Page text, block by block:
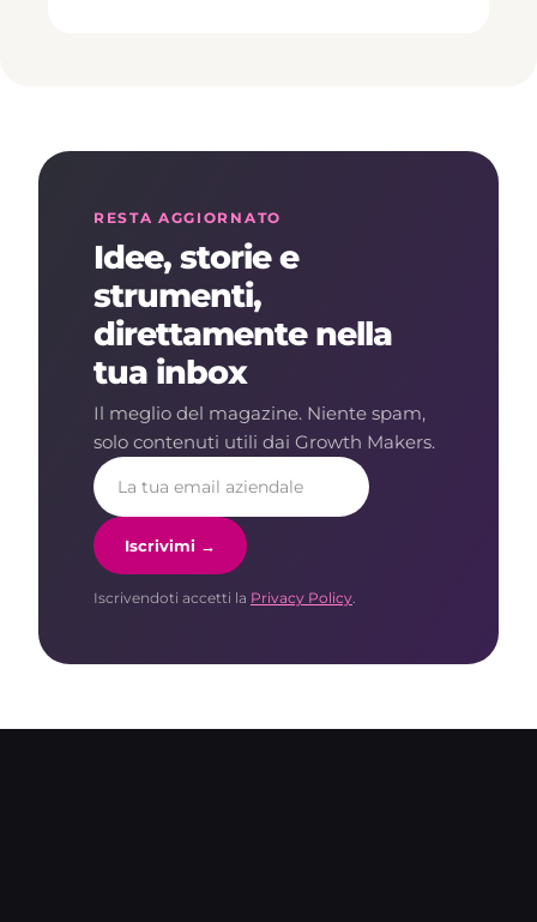
RESTA AGGIORNATO
Idee, storie e
strumenti,
direttamente nella
tua inbox
Il meglio del magazine. Niente spam,
solo contenuti utili dai Growth Makers.
Iscrivimi →
Iscrivendoti accetti la Privacy Policy.